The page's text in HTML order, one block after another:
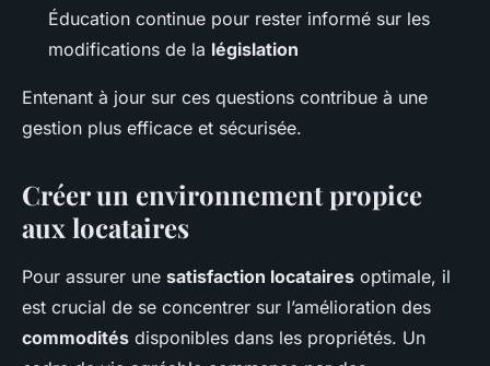
Éducation continue pour rester informé sur les
modifications de la législation
Entenant à jour sur ces questions contribue à une
gestion plus efficace et sécurisée.
Créer un environnement propice
aux locataires
Pour assurer une satisfaction locataires optimale, il
est crucial de se concentrer sur l’amélioration des
commodités disponibles dans les propriétés. Un